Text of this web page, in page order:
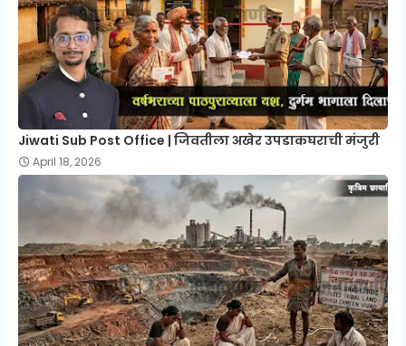
Jiwati Sub Post Office | जिवतीला अखेर उपडाकघराची मंजुरी
April 18, 2026